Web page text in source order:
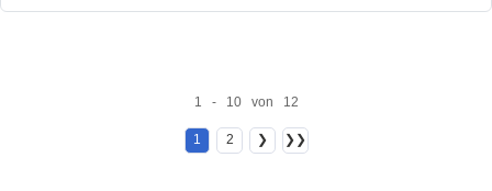
1 - 10 von 12
1 2 ❯ ❯❯